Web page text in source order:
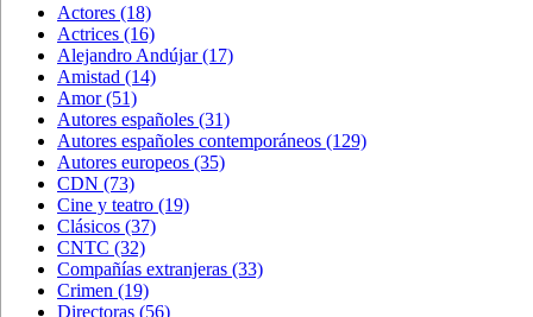
Actores (18)
Actrices (16)
Alejandro Andújar(17)
Amistad (14)
Amor(51)
Autores españoles (31)
Autores españoles contemporáneos (129)
Autores europeos (35)
CDN (73)
Cine y teatro (19)
Clásicos (37)
CNTC (32)
Compañías extranjeras (33)
Crimen (19)
Directoras (56)